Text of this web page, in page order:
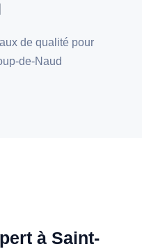
de qualité pour
de-Naud
à Saint-